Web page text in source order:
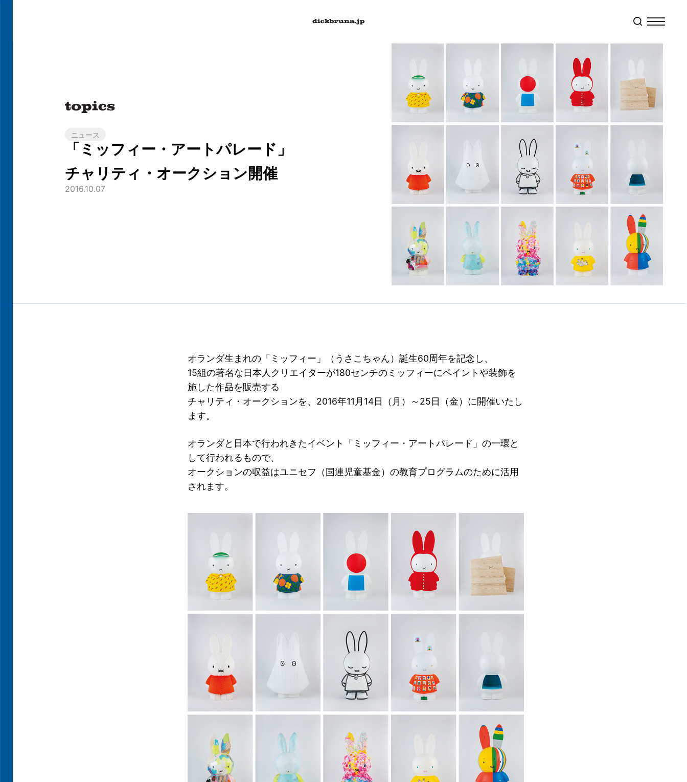
ニュース
「ミッフィー・アートパレード」
チャリティ・オークション開催
2016.10.07
オランダ生まれの「ミッフィー」（うさこちゃん）誕生60周年を記念し、
15組の著名な日本人クリエイターが180センチのミッフィーにペイントや装飾を
施した作品を販売する
チャリティ・オークションを、2016年11月14日（月）～25日（金）に開催いたし
ます。
オランダと日本で行われきたイベント「ミッフィー・アートパレード」の一環と
して行われるもので、
オークションの収益はユニセフ（国連児童基金）の教育プログラムのために活用
されます。